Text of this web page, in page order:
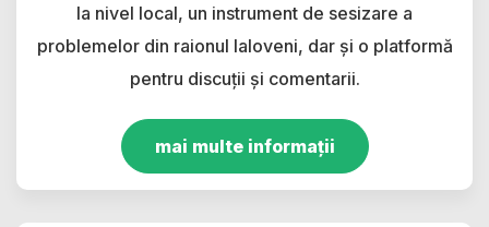
la nivel local, un instrument de sesizare a
problemelor din raionul Ialoveni, dar și o platformă
pentru discuții și comentarii.
mai multe informații